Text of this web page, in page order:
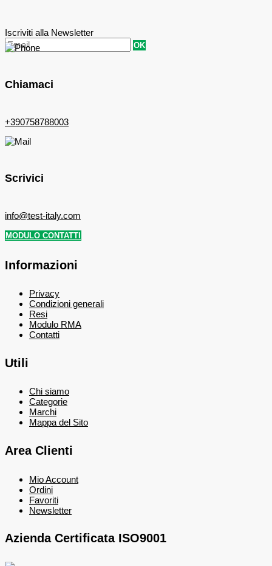
Iscriviti alla Newsletter
OK
Chiamaci
+390758788003
Scrivici
info@test-italy.com
MODULO CONTATTI
Informazioni
Privacy
Condizioni generali
Resi
Modulo RMA
Contatti
Utili
Chi siamo
Categorie
Marchi
Mappa del Sito
Area Clienti
Mio Account
Ordini
Favoriti
Newsletter
Azienda Certificata ISO9001